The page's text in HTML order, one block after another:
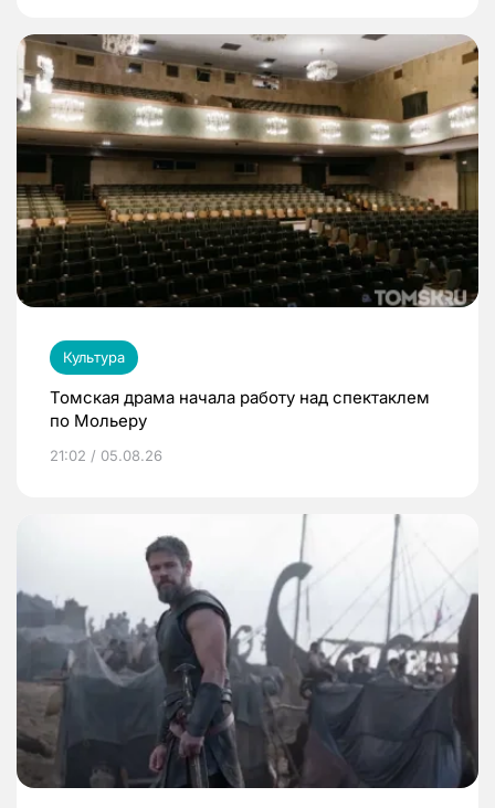
Культура
Томская драма начала работу над спектаклем
по Мольеру
21:02 / 05.08.26